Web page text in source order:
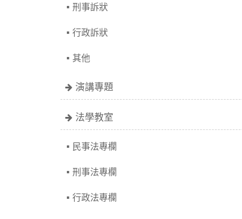
刑事訴狀
行政訴狀
其他
演講專題
法學教室
民事法專欄
刑事法專欄
行政法專欄